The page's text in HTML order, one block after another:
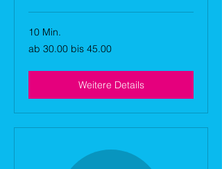
10 Min.
ab
30.00
ab 30.00 bis 45.00
Weitere Details